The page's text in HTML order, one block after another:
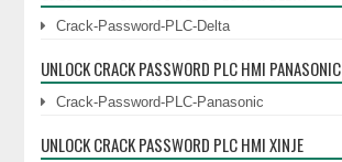
Crack-Password-PLC-Delta
UNLOCK CRACK PASSWORD PLC HMI PANASONIC
Crack-Password-PLC-Panasonic
UNLOCK CRACK PASSWORD PLC HMI XINJE